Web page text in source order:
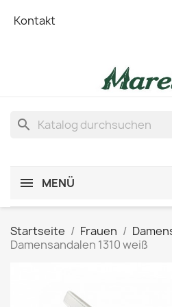
Kontakt
search
MENÜ
Startseite Frauen
Damensandalen 1310 weiß